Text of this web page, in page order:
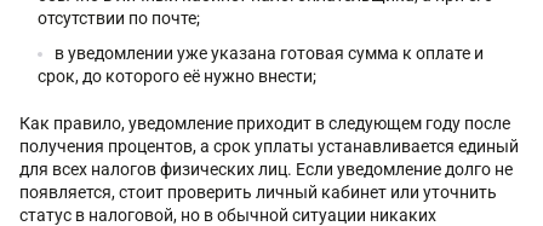
отсутствии по почте;
в уведомлении уже указана готовая сумма к оплате и
срок, до которого её нужно внести;
Как правило, уведомление приходит в следующем году после
получения процентов, а срок уплаты устанавливается единый
для всех налогов физических лиц. Если уведомление долго не
появляется, стоит проверить личный кабинет или уточнить
статус в налоговой, но в обычной ситуации никаких